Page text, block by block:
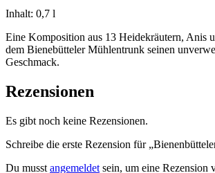
Inhalt: 0,7 l
Eine Komposition aus 13 Heidekräutern, Anis
dem Bienebütteler Mühlentrunk seinen
Geschmack.
Rezensionen
Es gibt noch keine Rezensionen.
Schreibe die erste Rezension für
Du musst angemeldet sein, um eine Rezension